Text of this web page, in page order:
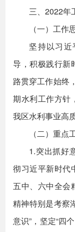
三、2022年
（一）工作
坚持以习
导，积极践行新
路贯穿工作始终
期水利工作方针
我区水利事业高
（二）重点
1.突出抓好
彻习近平新时代
五中、六中全会
精神特别是考察
意识”，坚定“四